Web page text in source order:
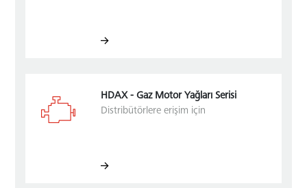
HDAX - Gaz Motor Yağları Serisi
Distribütörlere erişim için